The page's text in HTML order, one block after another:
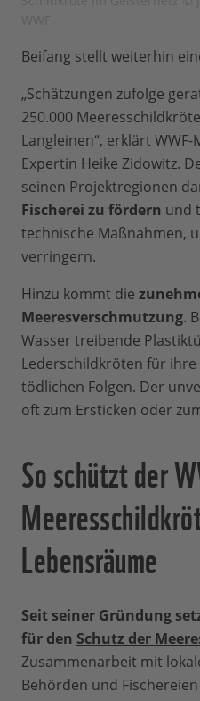
Beifang stellt weiterhin
„Schätzungen zufolge
250.000
Langleinen“, erklärt
Expertin Heike Zidowitz.
seinen Projektregionen
Fischerei zu fördern und
technische Maßnahmen,
verringern.
Hinzu kommt die
Meeresverschmutzung.
Wasser treibende
Lederschildkröten für ihre
tödlichen Folgen. Der
oft zum Ersticken oder
So schützt der
Lebensräume
Seit seiner Gründung
für den Schutz der
Zusammenarbeit mit
Behörden und